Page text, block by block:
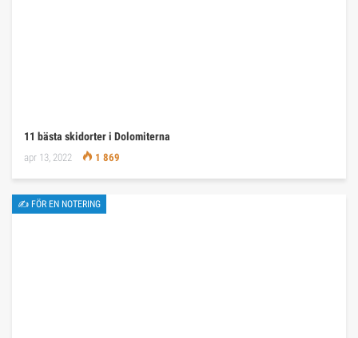
11 bästa skidorter i Dolomiterna
apr 13, 2022 1 869
✍ FÖR EN NOTERING